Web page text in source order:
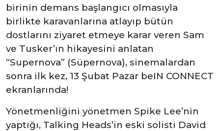
birinin demans başlangıcı olmasıyla
birlikte karavanlarına atlayıp bütün
dostlarını ziyaret etmeye karar veren Sam
ve Tusker’ın hikayesini anlatan
“Supernova” (Süpernova), sinemalardan
sonra ilk kez, 13 Şubat Pazar beIN CONNECT
ekranlarında!
Yönetmenliğini yönetmen Spike Lee’nin
yaptığı, Talking Heads’in eski solisti David